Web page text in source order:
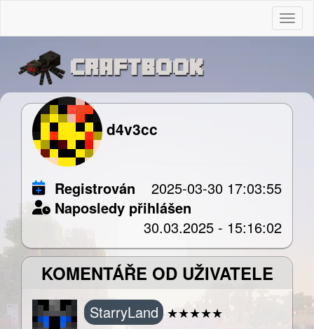
d4v3cc
Registrován
2025-03-30 17:03:55
Naposledy přihlášen
30.03.2025 - 15:16:02
KOMENTÁŘE OD UŽIVATELE
StarryLand ★★★★★